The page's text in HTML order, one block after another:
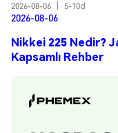
2026-08-06
5-10d
2026-08-06
Nikkei 225 Nedir?
Kapsamlı Rehber